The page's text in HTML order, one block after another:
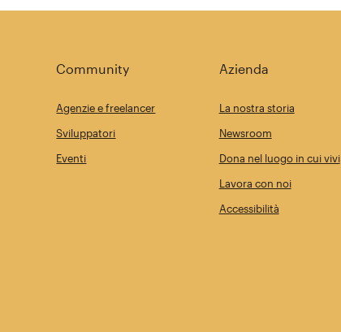
Community
Agenzie e freelancer
Sviluppatori
Eventi
Azienda
La nostra storia
Newsroom
Dona nel luogo in cui vivi
Lavora con noi
Accessibilità